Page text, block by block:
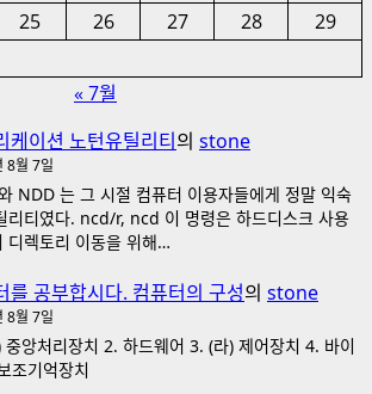
25 26 27 28
29
« 7월
케이션 노턴유틸리티의 stone
8월 7일
NDD 는 그 시절 컴퓨터 이용자들에게 정말 익숙
리티였다. ncd/r, ncd 이 명령은 하드디스크 사용
디렉토리 이동을 위해…
를 공부합시다. 컴퓨터의 구성의 stone
8월 7일
중앙처리장치 2. 하드웨어 3. (라) 제어장치 4. 바이
조기억장치